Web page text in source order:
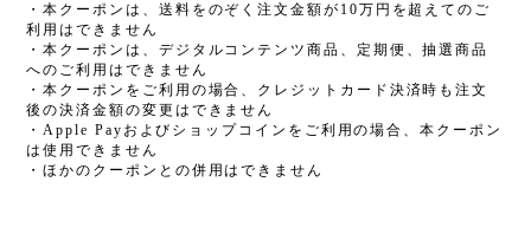
・本クーポンは、送料をのぞく注文金額が10万円を超えてのご
利用はできません
・本クーポンは、デジタルコンテンツ商品、定期便、抽選商品
へのご利用はできません
・本クーポンをご利用の場合、クレジットカード決済時も注文
後の決済金額の変更はできません
・Apple Payおよびショップコインをご利用の場合、本クーポン
は使用できません
・ほかのクーポンとの併用はできません